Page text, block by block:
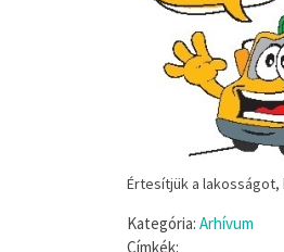
Értesítjük a lakosságot,
Kategória: Arhívum
Címkék: